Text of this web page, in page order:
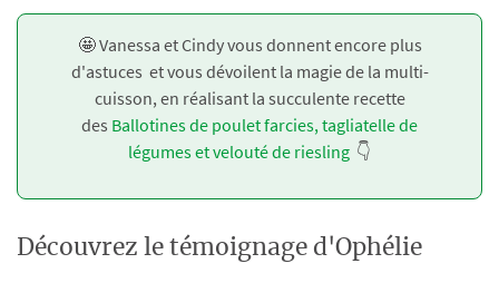
🤩 Vanessa et Cindy vous donnent encore plus
d'astuces et vous dévoilent la magie de la multi-
cuisson, en réalisant la succulente recette
des Ballotines de poulet farcies, tagliatelle de
légumes et velouté de riesling 👇
Découvrez le témoignage d'Ophélie